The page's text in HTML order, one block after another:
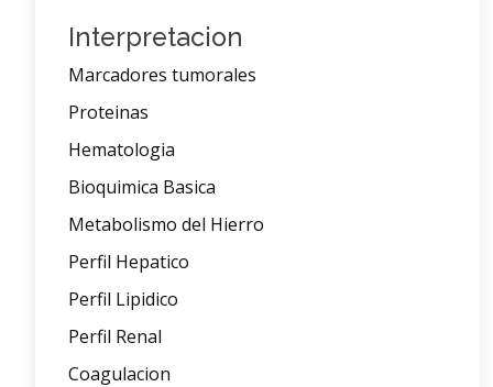
Interpretacion
Marcadores tumorales
Proteinas
Hematologia
Bioquimica Basica
Metabolismo del Hierro
Perfil Hepatico
Perfil Lipidico
Perfil Renal
Coagulacion